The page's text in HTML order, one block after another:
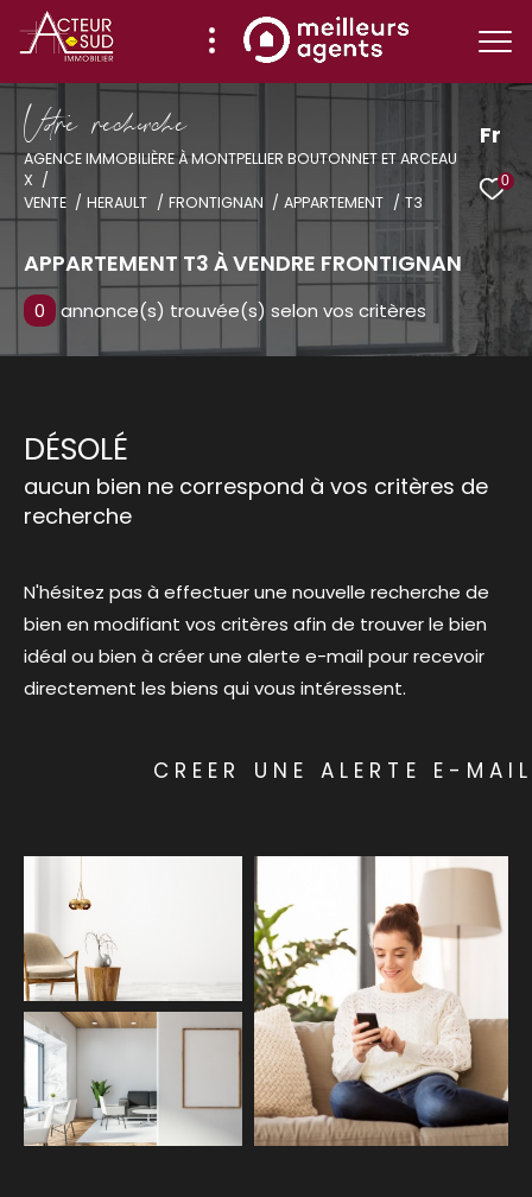
Fr
0
Vore recece
AGENCE IMMOBILIÈRE À MONTPELLIER BOUTONNET ET ARCEAU
X
VENTE
HERAULT FRONTIGNAN APPARTEMENT T3
APPARTEMENT T3 À VENDRE FRONTIGNAN
0 annonce(s) trouvée(s) selon vos critères
DÉSOLÉ
aucun bien ne correspond à vos critères de
recherche
N'hésitez pas à effectuer une nouvelle recherche de
bien en modifiant vos critères afin de trouver le bien
idéal ou bien à créer une alerte e-mail pour recevoir
directement les biens qui vous intéressent.
CREER UNE ALERTE E-
Effectuer une recherche
et trouver le bien qui correspond à vos
critères
Type
d'offre
Vente
de
bien
Type de bien
Ville
Budget
Surface
Surface
AFFINER LES CRITÈRES
TERRASSE PARKING PISCINE
FILTRER PAR
COUPS DE COEUR EXCLUSIVITÉS